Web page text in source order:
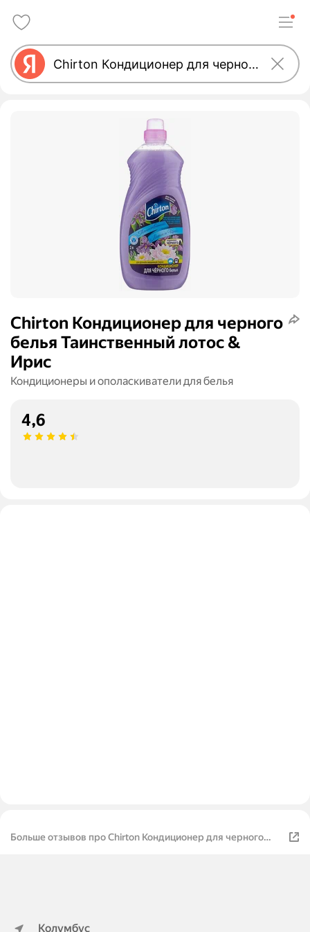
Chirton Кондиционер для черного
белья Таинственный лотос &
Ирис
Кондиционеры и ополаскиватели для белья
4,6
Больше отзывов про Chirton Кондиционер для черного
Колумбус